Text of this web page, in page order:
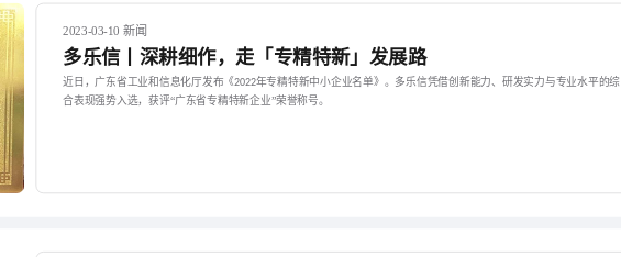
2023-03-10 新闻
多乐信丨深耕细作，走「专精特新」发展路
近日，广东省工业和信息化厅发布《2022年专精特新中小企业名单》。多乐信凭借创新能力、研发实力与专业水平的综
合表现强势入选，获评“广东省专精特新企业”荣誉称号。